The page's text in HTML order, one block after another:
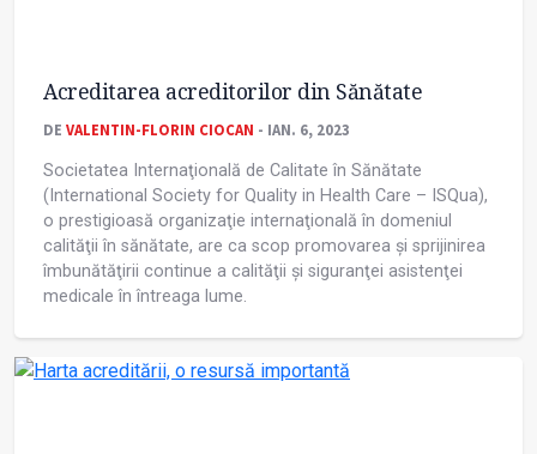
Acreditarea acreditorilor din Sănătate
DE VALENTIN-FLORIN CIOCAN - IAN. 6, 2023
Societatea Internaţională de Calitate în Sănătate
(International Society for Quality in Health Care – ISQua),
o prestigioasă organizaţie internaţională în domeniul
calităţii în sănătate, are ca scop promovarea și sprijinirea
îmbunătăţirii continue a calităţii și siguranţei asistenţei
medicale în întreaga lume.